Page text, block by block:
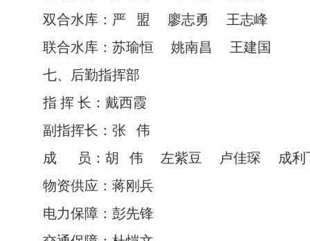
双合水库：严 盟 廖志勇 王志峰
联合水库：苏瑜恒 姚南昌 王建国
七、后勤指挥部
指 挥 长：戴西霞
副指挥长：张 伟
成 员：胡 伟 左紫豆 卢佳琛 成利
物资供应：蒋刚兵
电力保障：彭先锋